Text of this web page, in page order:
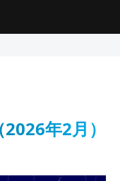
年2月）